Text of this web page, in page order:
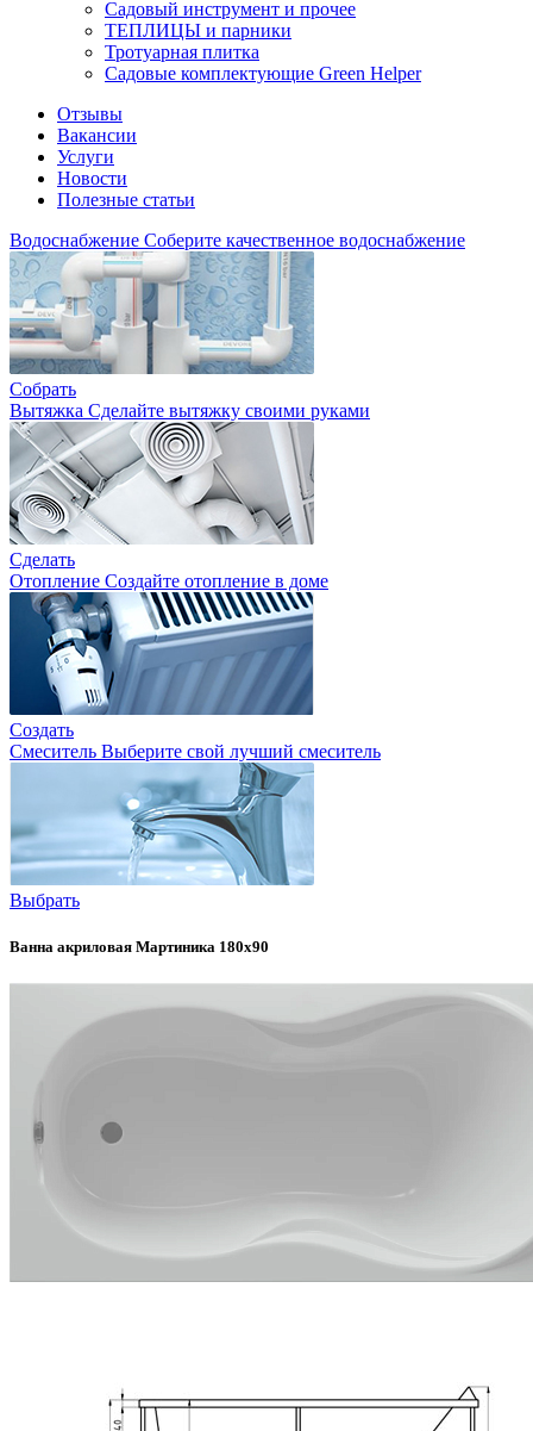
Садовый инструмент и прочее
ТЕПЛИЦЫ и парники
Тротуарная плитка
Садовые комплектующие Green Helper
Отзывы
Вакансии
Услуги
Новости
Полезные статьи
Водоснабжение Соберите качественное водоснабжение
Собрать
Вытяжка Сделайте вытяжку своими руками
Сделать
Отопление Создайте отопление в доме
Создать
Смеситель Выберите свой лучший смеситель
Выбрать
Ванна акриловая Мартиника 180х90